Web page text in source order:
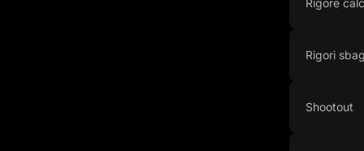
Rigore
Rigori
Shootout